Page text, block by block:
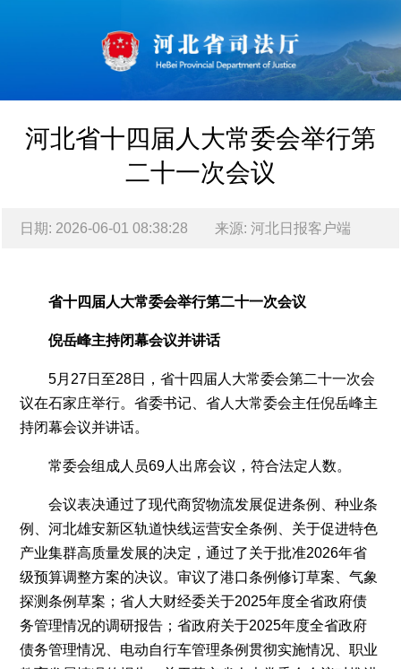
河北省十四届人大常委会举行第
二十一次会议
日期: 2026-06-01 08:38:28 来源: 河北日报客户端
省十四届人大常委会举行第二十一次会议
倪岳峰主持闭幕会议并讲话
5月27日至28日，省十四届人大常委会第二十一次会
议在石家庄举行。省委书记、省人大常委会主任倪岳峰主
持闭幕会议并讲话。
常委会组成人员69人出席会议，符合法定人数。
会议表决通过了现代商贸物流发展促进条例、种业条
例、河北雄安新区轨道快线运营安全条例、关于促进特色
产业集群高质量发展的决定，通过了关于批准2026年省
级预算调整方案的决议。审议了港口条例修订草案、气象
探测条例草案；省人大财经委关于2025年度全省政府债
务管理情况的调研报告；省政府关于2025年度全省政府
债务管理情况、电动自行车管理条例贯彻实施情况、职业